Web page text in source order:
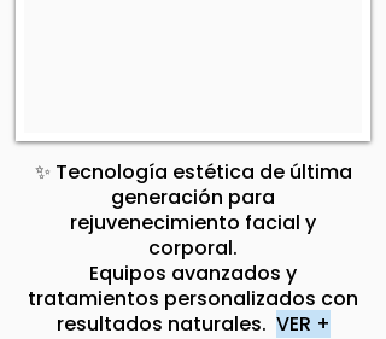
✨ Tecnología estética de última
generación para
rejuvenecimiento facial y
corporal.
Equipos avanzados y
tratamientos personalizados con
resultados naturales. VER +